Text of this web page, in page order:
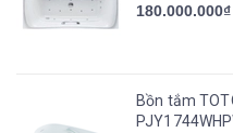
180.000.000₫
Bồn tắm